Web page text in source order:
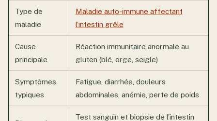
Type de
maladie
Maladie auto-immune affectant
l’intestin grêle
Cause
principale
Réaction immunitaire anormale au
gluten (blé, orge, seigle)
Symptômes
typiques
Fatigue, diarrhée, douleurs
abdominales, anémie, perte de poids
Test sanguin et biopsie de l’intestin